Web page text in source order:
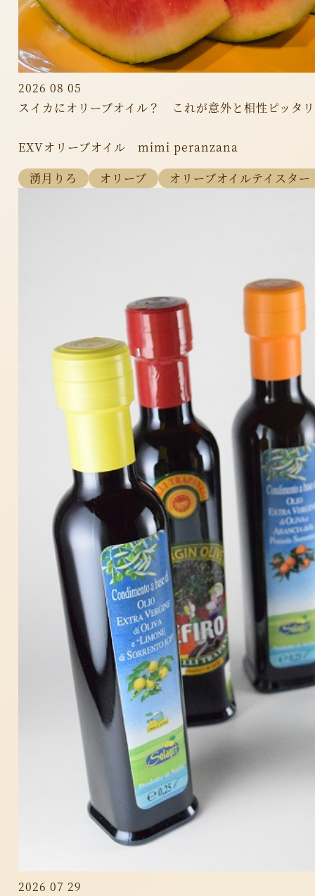
2026 08 05
スイカにオリーブオイル？ これが意外と相性ピッタ
EXVオリーブオイル mimi peranzana
湧月りろ
オリーブ オリーブオイルテイスター
2026 07 29